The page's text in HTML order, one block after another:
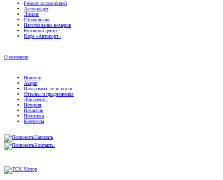
Ремонт автомобилей
Автокредит
Лизинг
Страхование
Изготовление номеров
Кузовной центр
Кафе «Автопорт»
О компании
Новости
Акции
Программа лояльности
Отзывы и предложения
Документы
История
Вакансии
Политика
Контакты
Написать
Контакты